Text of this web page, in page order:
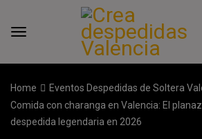
Home
Eventos Despedidas de Soltera
Comida con charanga en Valencia: El
despedida legendaria en 2026